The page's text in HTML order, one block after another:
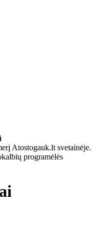
Atostogauk.lt svetainėje.
programėlės